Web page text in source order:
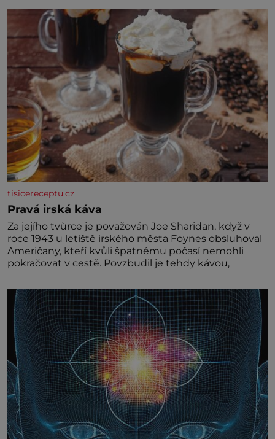
jednoduchost, měkkost a bezpečí, proto by pokoj
miminka měl působit především klidně a útulně.
Předškolní věk je
tisicereceptu.cz
Pravá irská káva
Za jejího tvůrce je považován Joe Sharidan, když v
roce 1943 u letiště irského města Foynes obsluhoval
Američany, kteří kvůli špatnému počasí nemohli
pokračovat v cestě. Povzbudil je tehdy kávou,